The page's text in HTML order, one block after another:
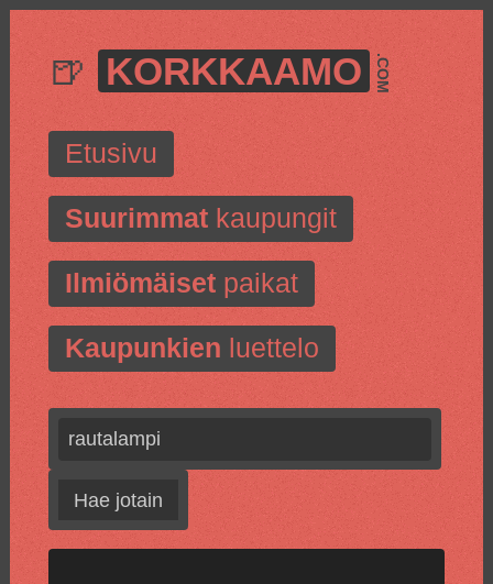
🍺 KORKKAAMO .COM
Etusivu
Suurimmatkaupungit
Ilmiömäisetpaikat
Kaupunkien luettelo
Hae jotain